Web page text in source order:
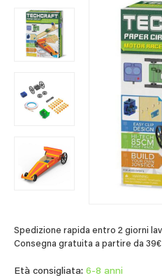
Spedizione rapida entro 2 giorni
Consegna gratuita a partire da
Età consigliata: 6-8 anni